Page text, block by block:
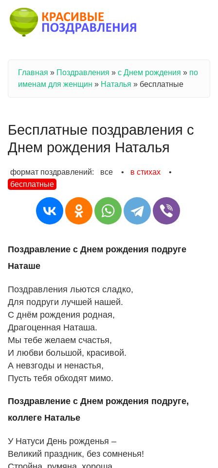
Вы здесь
Главная » Поздравления » с Днем рождения » по
именам для женщин » Наталья » бесплатные
Бесплатные поздравления с
Днем рождения Наталья
формат поздравлений: все • в стихах
•
бесплатные
Поздравление с Днем рождения подруге
Наташе
Поздравления льются сладко,
Для подруги лучшей нашей.
С днём рождения родная,
Драгоценная Наташа.
Мы тебе желаем счастья,
И любви большой, красивой.
А невзгоды и ненастья,
Пусть тебя обходят мимо.
Поздравление с Днем рождения подруге,
коллеге Наталье
У Натуси День рожденья –
Великий праздник, без сомненья!